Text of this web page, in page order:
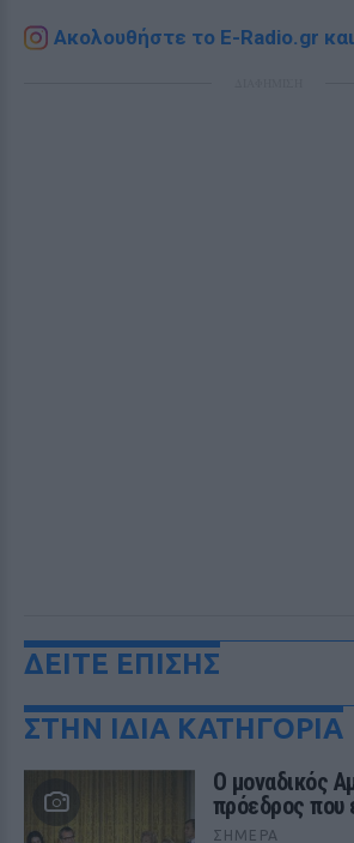
Ακολουθήστε το E-Radio.gr
ΔΕΙΤΕ ΕΠΙΣΗΣ
ΣΤΗΝ ΙΔΙΑ ΚΑΤΗΓΟΡΙΑ
Ο μοναδικός
πρόεδρος που
ΣΉΜΕΡΑ